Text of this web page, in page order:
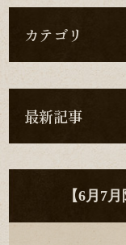
カテゴリ
最新記事
【6月7